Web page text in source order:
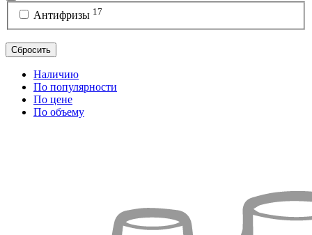
Антифризы 17
Сбросить
Наличию
По популярности
По цене
По объему